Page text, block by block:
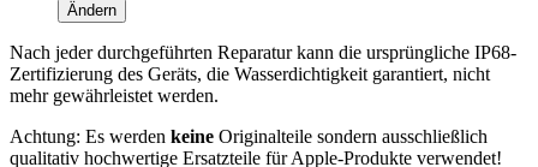
Ändern
Nach jeder durchgeführten Reparatur kann die ursprüngliche IP68-
Zertifizierung des Geräts, die Wasserdichtigkeit garantiert, nicht
mehr gewährleistet werden.
Achtung: Es werden keine Originalteile sondern ausschließlich
qualitativ hochwertige Ersatzteile für Apple-Produkte verwendet!